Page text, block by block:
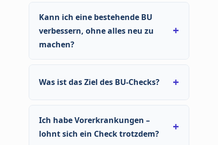
Kann ich eine bestehende BU
verbessern, ohne alles neu zu
machen?
Manchmal ja – über Nachversicherung oder
Vertrag parallel. Der Check klärt, was realistisch
Was ist das Ziel des BU-Checks?
Dass Sie verstehen, wie Ihr Vertrag im Ernstfall
funktioniert – und ob die BU-Rente zu Ihrem
aktuellen Bedarf passt. Nicht mehr, nicht
weniger.
Ich habe Vorerkrankungen –
lohnt sich ein Check trotzdem?